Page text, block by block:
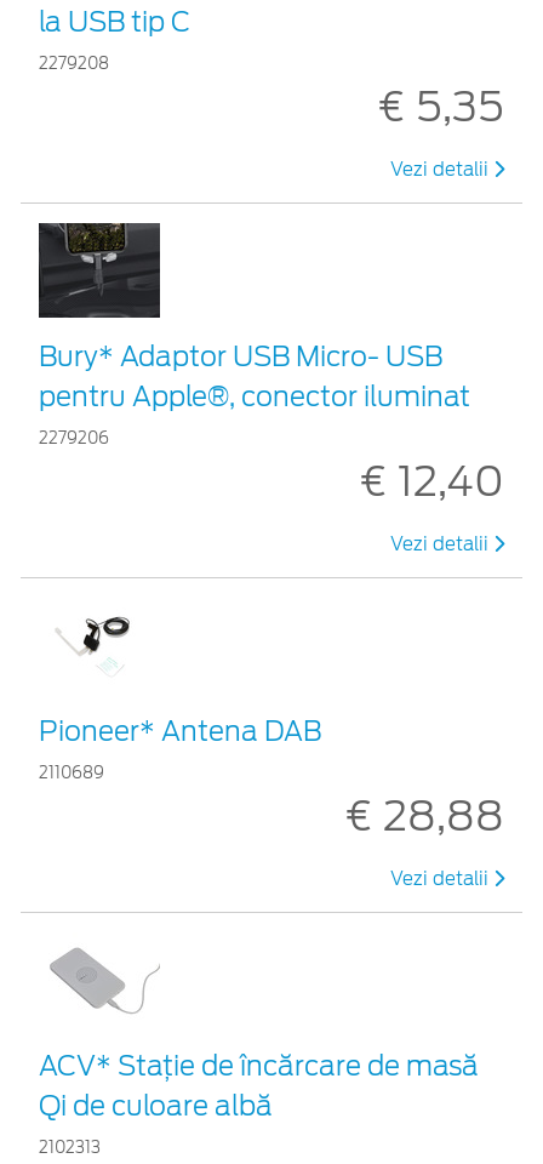
la USB tip C
2279208
€ 5,35
Vezi detalii
Bury* Adaptor USB Micro- USB
pentru Apple®, conector iluminat
2279206
€ 12,40
Vezi detalii
Pioneer* Antena DAB
2110689
€ 28,88
Vezi detalii
ACV* Stație de încărcare de masă
Qi de culoare albă
2102313